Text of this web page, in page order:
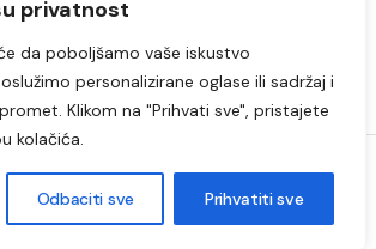
privatnost
da poboljšamo vaše iskustvo
personalizirane oglase ili sadržaj i
Klikom na "Prihvati sve", pristajete
kolačića.
Odbaciti sve Prihvatiti sve
Crna hronika
Sport
Slobodno vrijeme